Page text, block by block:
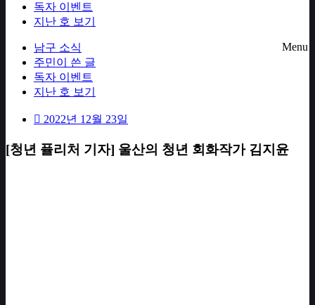
독자 이벤트
지난 호 보기
Menu
남구 소식
주민이 쓴 글
독자 이벤트
지난 호 보기
2022년 12월 23일
[청년 퓰리처 기자] 울산의 청년 회화작가 김지윤